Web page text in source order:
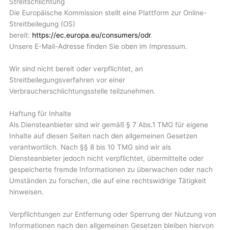
Streitschlichtung
Die Europäische Kommission stellt eine Plattform zur Online-
Streitbeilegung (OS)
bereit: https://ec.europa.eu/consumers/odr.
Unsere E-Mail-Adresse finden Sie oben im Impressum.
Wir sind nicht bereit oder verpflichtet, an
Streitbeilegungsverfahren vor einer
Verbraucherschlichtungsstelle teilzunehmen.
Haftung für Inhalte
Als Diensteanbieter sind wir gemäß § 7 Abs.1 TMG für eigene
Inhalte auf diesen Seiten nach den allgemeinen Gesetzen
verantwortlich. Nach §§ 8 bis 10 TMG sind wir als
Diensteanbieter jedoch nicht verpflichtet, übermittelte oder
gespeicherte fremde Informationen zu überwachen oder nach
Umständen zu forschen, die auf eine rechtswidrige Tätigkeit
hinweisen.
Verpflichtungen zur Entfernung oder Sperrung der Nutzung von
Informationen nach den allgemeinen Gesetzen bleiben hiervon